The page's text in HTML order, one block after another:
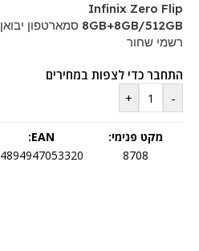
Infinix Zero Flip
8GB+8GB/512GB סמארטפון יבואן
רשמי שחור
התחבר כדי לצפות במחירים
-
+
מקט פנימי:
8708
EAN:
4894947053320